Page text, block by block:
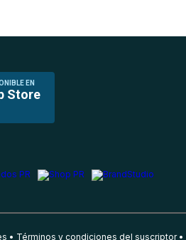
EN
Store
Términos y condiciones del suscriptor